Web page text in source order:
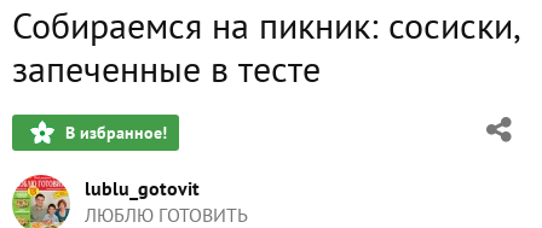
Собираемся на пикник: сосиски,
запеченные в тесте
В избранное!
lublu_gotovit
ЛЮБЛЮ ГОТОВИТЬ